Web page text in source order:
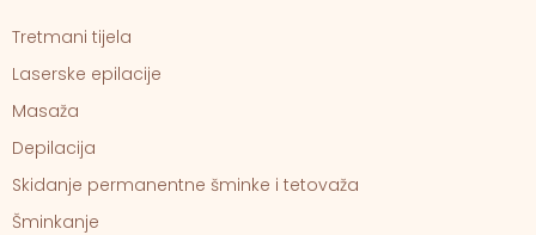
Tretmani tijela
Laserske epilacije
Masaža
Depilacija
Skidanje permanentne šminke i tetovaža
Šminkanje